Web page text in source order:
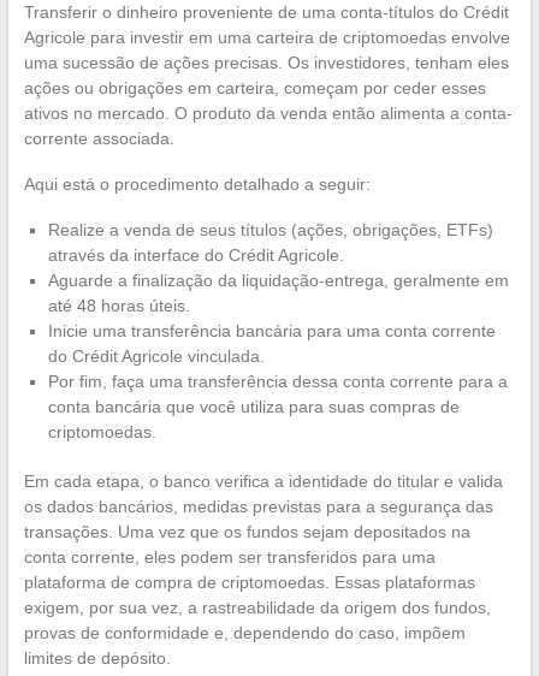
Transferir o dinheiro proveniente de uma conta-títulos do Crédit
Agricole para investir em uma carteira de criptomoedas envolve
uma sucessão de ações precisas. Os investidores, tenham eles
ações ou obrigações em carteira, começam por ceder esses
ativos no mercado. O produto da venda então alimenta a conta-
corrente associada.
Aqui está o procedimento detalhado a seguir:
Realize a venda de seus títulos (ações, obrigações, ETFs)
através da interface do Crédit Agricole.
Aguarde a finalização da liquidação-entrega, geralmente em
até 48 horas úteis.
Inicie uma transferência bancária para uma conta corrente
do Crédit Agricole vinculada.
Por fim, faça uma transferência dessa conta corrente para a
conta bancária que você utiliza para suas compras de
criptomoedas.
Em cada etapa, o banco verifica a identidade do titular e valida
os dados bancários, medidas previstas para a segurança das
transações. Uma vez que os fundos sejam depositados na
conta corrente, eles podem ser transferidos para uma
plataforma de compra de criptomoedas. Essas plataformas
exigem, por sua vez, a rastreabilidade da origem dos fundos,
provas de conformidade e, dependendo do caso, impõem
limites de depósito.